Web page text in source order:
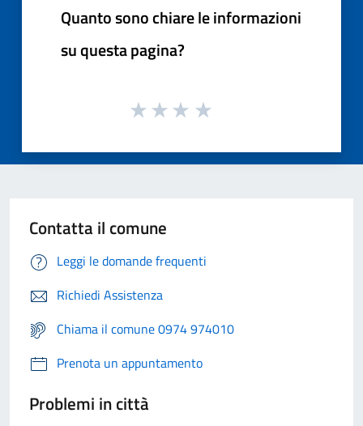
Quanto sono chiare le informazioni
su questa pagina?
Contatta il comune
Leggi le domande frequenti
Richiedi Assistenza
Chiama il comune 0974 974010
Prenota un appuntamento
Problemi in città